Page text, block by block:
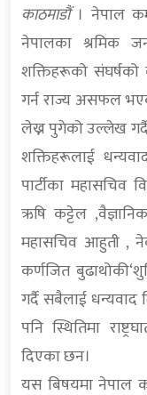
काठमाडौं। नेपाल
नेपालका श्रमिक
शक्तिहरूको संघर्षको
गर्न राज्य असफल
लेख्न पुगेको उल्लेख गर्दै
शक्तिहरूलाई
पार्टीका महासचिव
ऋषि कट्टेल
महासचिव आहुती ,
कर्णजित
गर्दै सबैलाई
पनि स्थितिमा
दिएका छन।
यस बिषयमा नेपाल